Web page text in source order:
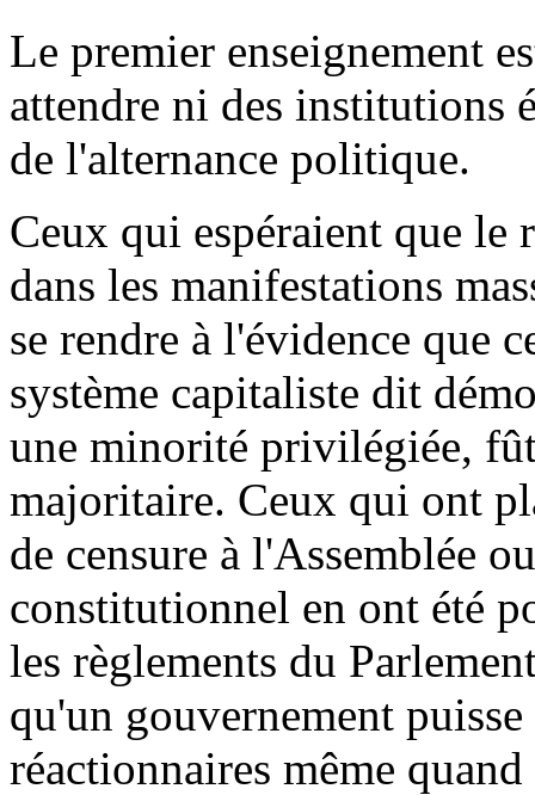
Le premier enseignement
attendre ni des institutions
de l'alternance politique.
Ceux qui espéraient que
dans les manifestations
se rendre à l'évidence que
système capitaliste dit
une minorité privilégiée,
majoritaire. Ceux qui ont
de censure à l'Assemblée
constitutionnel en ont été
les règlements du
qu'un gouvernement
réactionnaires même